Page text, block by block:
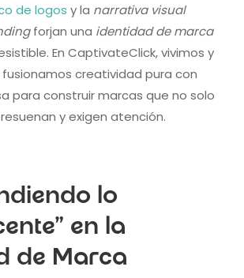
de logos y la narrativa visual
forjan una identidad de marca
En CaptivateClick, vivimos y
creatividad pura con
para construir marcas que no solo
y exigen atención.
lo
en la
de Marca